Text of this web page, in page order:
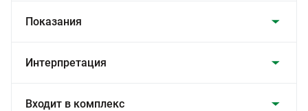
Показания
Интерпретация
Входит в комплекс